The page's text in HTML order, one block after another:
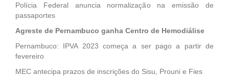
Polícia Federal anuncia normalização na emissão de
passaportes
Agreste de Pernambuco ganha Centro de Hemodiálise
Pernambuco: IPVA 2023 começa a ser pago a partir de
fevereiro
MEC antecipa prazos de inscrições do Sisu, Prouni e Fies